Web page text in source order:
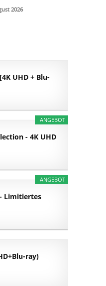
2026
UHD + Blu-
ANGEBOT
- 4K UHD
ANGEBOT
Limitiertes
ray)